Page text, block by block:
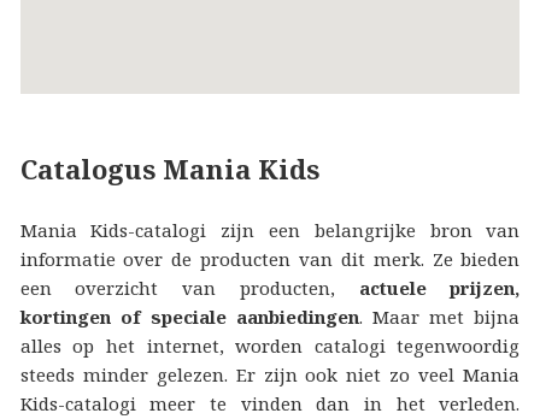
Catalogus Mania Kids
Mania Kids-catalogi zijn een belangrijke bron van
informatie over de producten van dit merk. Ze bieden
een overzicht van producten, actuele prijzen,
kortingen of speciale aanbiedingen. Maar met bijna
alles op het internet, worden catalogi tegenwoordig
steeds minder gelezen. Er zijn ook niet zo veel Mania
Kids-catalogi meer te vinden dan in het verleden.